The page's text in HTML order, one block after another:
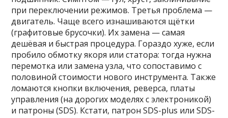
при переключении режимов. Третья проблема —
двигатель. Чаще всего изнашиваются щётки
(графитовые брусочки). Их замена — самая
дешёвая и быстрая процедура. Гораздо хуже, если
пробило обмотку якоря или статора: тогда нужна
перемотка или замена узла, что сопоставимо с
половиной стоимости нового инструмента. Также
ломаются кнопки включения, реверса, платы
управления (на дорогих моделях с электроникой)
и патроны (SDS). Кстати, патрон SDS-plus или SDS-